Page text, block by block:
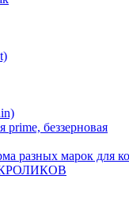
беззерновая
разных марок для